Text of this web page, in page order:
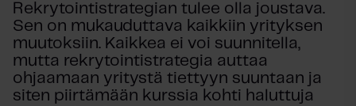
Rekrytointistrategian tulee olla joustava.
Sen on mukauduttava kaikkiin yrityksen
muutoksiin. Kaikkea ei voi suunnitella,
mutta rekrytointistrategia auttaa
ohjaamaan yritystä tiettyyn suuntaan ja
siten piirtämään kurssia kohti haluttuja